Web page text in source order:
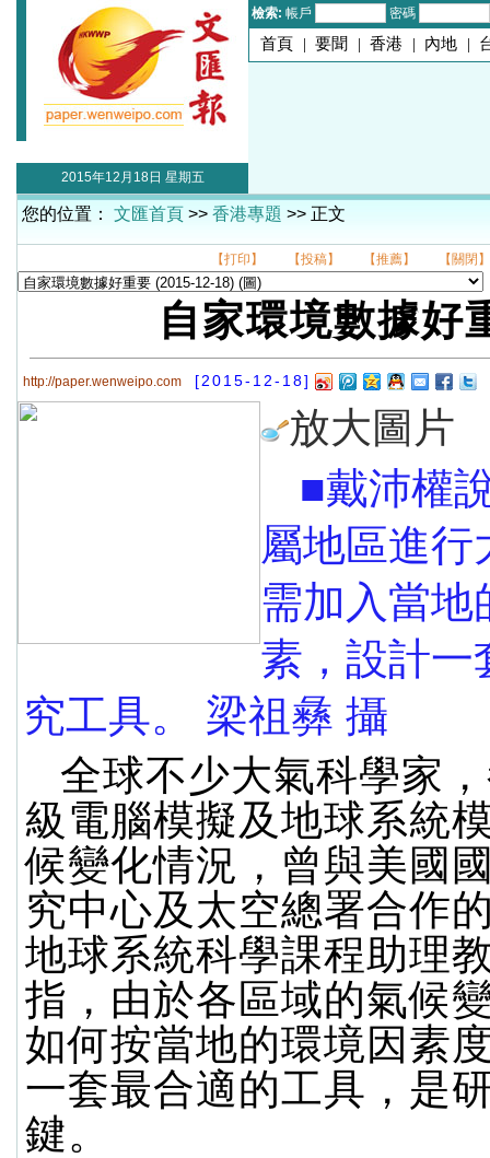
檢索: 帳戶 密碼
首頁 | 要聞 | 香港 | 內地 |
2015年12月18日 星期五
您的位置： 文匯首頁 >> 香港專題 >> 正文
【打印】 【投稿】 【推薦】 【關閉】
自家環境數據好
http://paper.wenweipo.com [2015-12-18]
放大圖片
■戴沛權
屬地區進行
需加入當地
素，設計一
究工具。 梁祖彝 攝
全球不少大氣科學家
級電腦模擬及地球系統
候變化情況，曾與美國
究中心及太空總署合作
地球系統科學課程助理
指，由於各區域的氣候
如何按當地的環境因素
一套最合適的工具，是
鍵。